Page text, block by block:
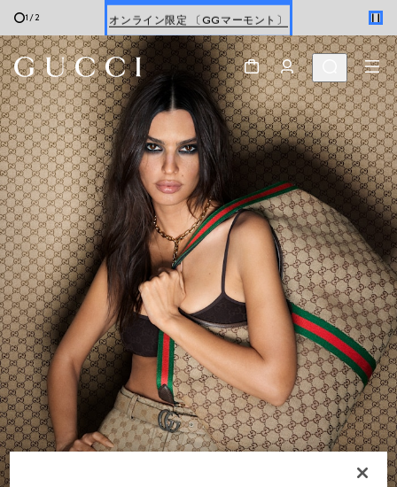
1 /2 オンライン限定 〔GGマーモント〕
最新ウォレット ウィメンズ＆メンズ
オンライン限定 〔GGマーモント〕
スクロールで さらに見る